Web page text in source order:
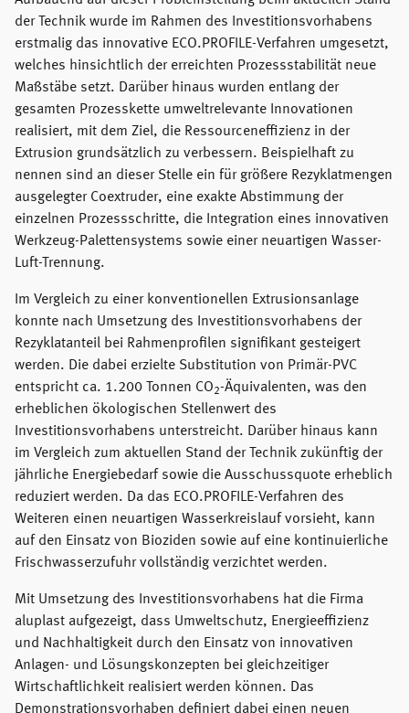
der Technik wurde im Rahmen des Investitionsvorhabens
erstmalig das innovative ECO.PROFILE-Verfahren umgesetzt,
welches hinsichtlich der erreichten Prozessstabilität neue
Maßstäbe setzt. Darüber hinaus wurden entlang der
gesamten Prozesskette umweltrelevante Innovationen
realisiert, mit dem Ziel, die Ressourceneffizienz in der
Extrusion grundsätzlich zu verbessern. Beispielhaft zu
nennen sind an dieser Stelle ein für größere Rezyklatmengen
ausgelegter Coextruder, eine exakte Abstimmung der
einzelnen Prozessschritte, die Integration eines innovativen
Werkzeug-Palettensystems sowie einer neuartigen Wasser-
Luft-Trennung.
Im Vergleich zu einer konventionellen Extrusionsanlage
konnte nach Umsetzung des Investitionsvorhabens der
Rezyklatanteil bei Rahmenprofilen signifikant gesteigert
werden. Die dabei erzielte Substitution von Primär-PVC
entspricht ca. 1.200 Tonnen CO2-Äquivalenten, was den
erheblichen ökologischen Stellenwert des
Investitionsvorhabens unterstreicht. Darüber hinaus kann
im Vergleich zum aktuellen Stand der Technik zukünftig der
jährliche Energiebedarf sowie die Ausschussquote erheblich
reduziert werden. Da das ECO.PROFILE-Verfahren des
Weiteren einen neuartigen Wasserkreislauf vorsieht, kann
auf den Einsatz von Bioziden sowie auf eine kontinuierliche
Frischwasserzufuhr vollständig verzichtet werden.
Mit Umsetzung des Investitionsvorhabens hat die Firma
aluplast aufgezeigt, dass Umweltschutz, Energieeffizienz
und Nachhaltigkeit durch den Einsatz von innovativen
Anlagen- und Lösungskonzepten bei gleichzeitiger
Wirtschaftlichkeit realisiert werden können. Das
Demonstrationsvorhaben definiert dabei einen neuen